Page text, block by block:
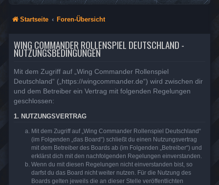
Startseite Foren-Übersicht
WING COMMANDER ROLLENSPIEL DEUTSCHLAND -
NUTZUNGSBEDINGUNGEN
Mit dem Zugriff auf „Wing Commander Rollenspiel
Deutschland“ („https://wingcommander.de“) wird zwischen dir
und dem Betreiber ein Vertrag mit folgenden Regelungen
geschlossen:
1. NUTZUNGSVERTRAG
Mit dem Zugriff auf „Wing Commander Rollenspiel Deutschland“
(im Folgenden „das Board“) schließt du einen Nutzungsvertrag
mit dem Betreiber des Boards ab (im Folgenden „Betreiber“) und
erklärst dich mit den nachfolgenden Regelungen einverstanden.
Wenn du mit diesen Regelungen nicht einverstanden bist, so
darfst du das Board nicht weiter nutzen. Für die Nutzung des
Boards gelten jeweils die an dieser Stelle veröffentlichten